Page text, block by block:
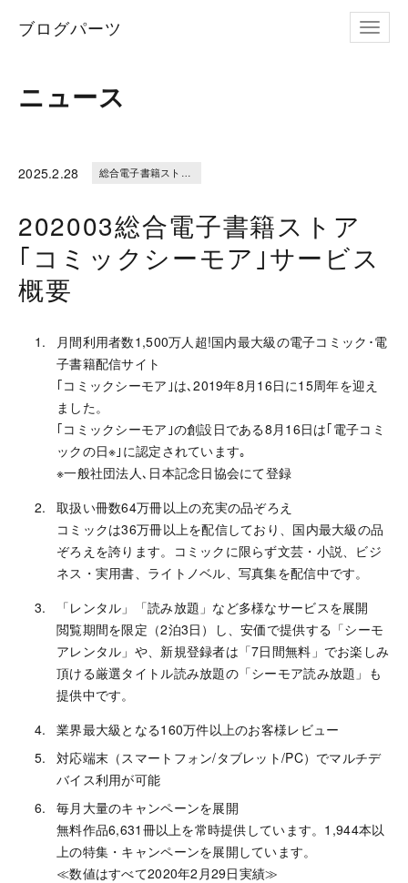
ナビ
ブログパーツ
ニュース
2025.2.28 総合電子書籍ストア｢コミックシーモア｣サービス概要
202003総合電子書籍ストア
｢コミックシーモア｣サービス
概要
月間利用者数1,500万人超!国内最大級の電子コミック･電
子書籍配信サイト
｢コミックシーモア｣は､2019年8月16日に15周年を迎え
ました。
｢コミックシーモア｣の創設日である8月16日は｢電子コミ
ックの日※｣に認定されています｡
※一般社団法人､日本記念日協会にて登録
取扱い冊数64万冊以上の充実の品ぞろえ
コミックは36万冊以上を配信しており、国内最大級の品
ぞろえを誇ります。コミックに限らず文芸・小説、ビジ
ネス・実用書、ライトノベル、写真集を配信中です。
「レンタル」「読み放題」など多様なサービスを展開
閲覧期間を限定（2泊3日）し、安価で提供する「シーモ
アレンタル」や、新規登録者は「7日間無料」でお楽しみ
頂ける厳選タイトル読み放題の「シーモア読み放題」も
提供中です。
業界最大級となる160万件以上のお客様レビュー
対応端末（スマートフォン/タブレット/PC）でマルチデ
バイス利用が可能
毎月大量のキャンペーンを展開
無料作品6,631冊以上を常時提供しています。1,944本以
上の特集・キャンペーンを展開しています。
≪数値はすべて2020年2月29日実績≫